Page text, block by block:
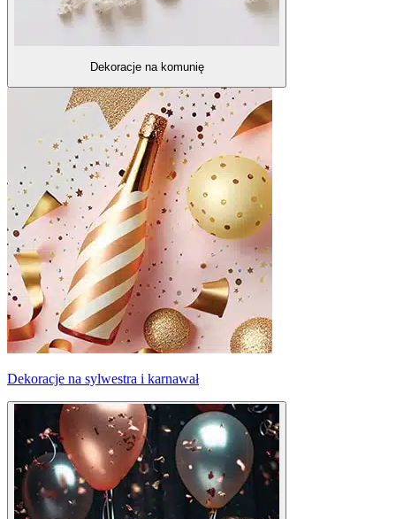
Dekoracje na komunię
Dekoracje na sylwestra i karnawał